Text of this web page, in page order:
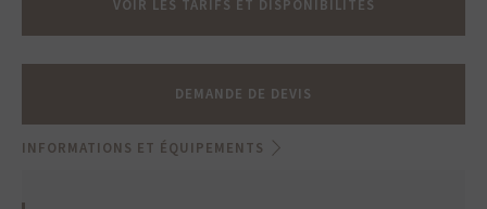
VOIR LES TARIFS ET DISPONIBILITÉS
DEMANDE DE DEVIS
INFORMATIONS ET ÉQUIPEMENTS